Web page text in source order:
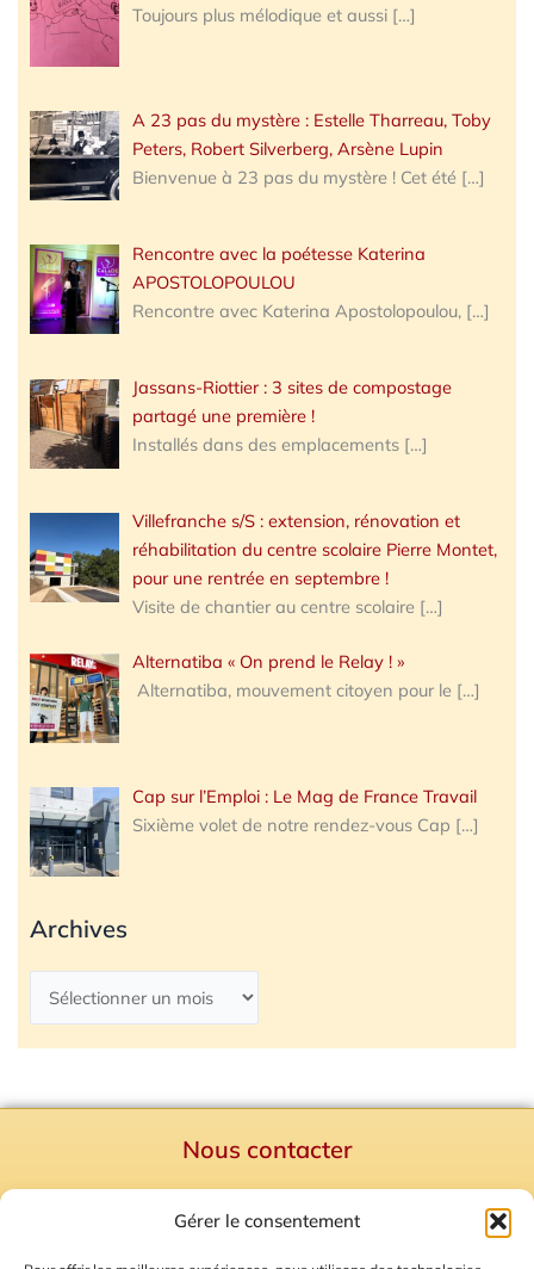
Gérer le consentement
Toujours plus mélodique et aussi […]
A 23 pas du mystère : Estelle Tharreau, Toby
Peters, Robert Silverberg, Arsène Lupin
Bienvenue à 23 pas du mystère ! Cet été […]
Rencontre avec la poétesse Katerina
APOSTOLOPOULOU
Rencontre avec Katerina Apostolopoulou, […]
Jassans-Riottier : 3 sites de compostage
partagé une première !
Installés dans des emplacements […]
Villefranche s/S : extension, rénovation et
réhabilitation du centre scolaire Pierre Montet,
pour une rentrée en septembre !
Visite de chantier au centre scolaire […]
Alternatiba « On prend le Relay ! »
Alternatiba, mouvement citoyen pour le […]
Cap sur l’Emploi : Le Mag de France Travail
Sixième volet de notre rendez-vous Cap […]
Archives
Nous contacter
Mentions Légales
Plan du site